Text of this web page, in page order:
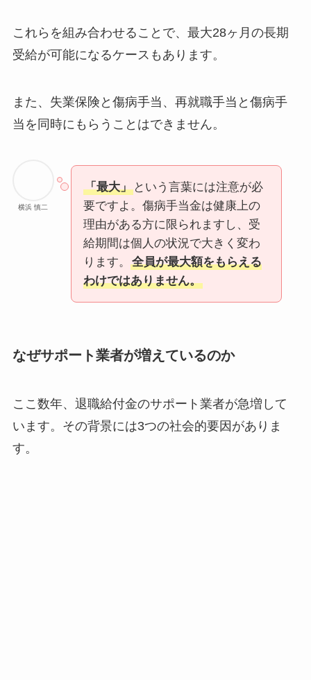
これらを組み合わせることで、最大28ヶ月の長期
受給が可能になるケースもあります。
また、失業保険と傷病手当、再就職手当と傷病手
当を同時にもらうことはできません。
横浜 慎二
「最大」という言葉には注意が必
要ですよ。傷病手当金は健康上の
理由がある方に限られますし、受
給期間は個人の状況で大きく変わ
ります。
全員が最大額をもらえる
わけではありません。
なぜサポート業者が増えているのか
ここ数年、退職給付金のサポート業者が急増して
います。その背景には3つの社会的要因がありま
す。